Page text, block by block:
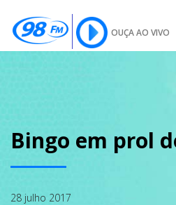
OUÇA AO VIVO
SOBRE
Bingo em prol
28 julho 2017